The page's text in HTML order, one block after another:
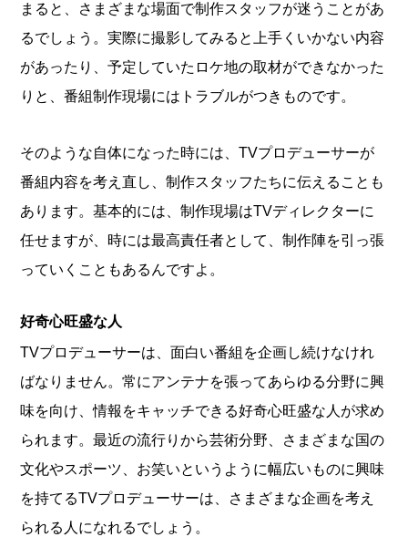
まると、さまざまな場面で制作スタッフが迷うことがあ
るでしょう。実際に撮影してみると上手くいかない内容
があったり、予定していたロケ地の取材ができなかった
りと、番組制作現場にはトラブルがつきものです。
そのような自体になった時には、TVプロデューサーが
番組内容を考え直し、制作スタッフたちに伝えることも
あります。基本的には、制作現場はTVディレクターに
任せますが、時には最高責任者として、制作陣を引っ張
っていくこともあるんですよ。
好奇心旺盛な人
TVプロデューサーは、面白い番組を企画し続けなけれ
ばなりません。常にアンテナを張ってあらゆる分野に興
味を向け、情報をキャッチできる好奇心旺盛な人が求め
られます。最近の流行りから芸術分野、さまざまな国の
文化やスポーツ、お笑いというように幅広いものに興味
を持てるTVプロデューサーは、さまざまな企画を考え
られる人になれるでしょう。